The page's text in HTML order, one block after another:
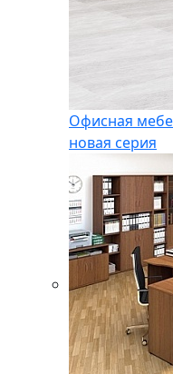
Офисная
новая серия